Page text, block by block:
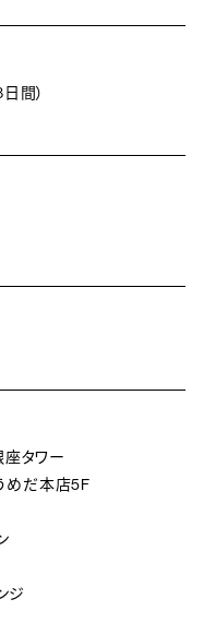
間）
タワー
めだ本店5F
ジ